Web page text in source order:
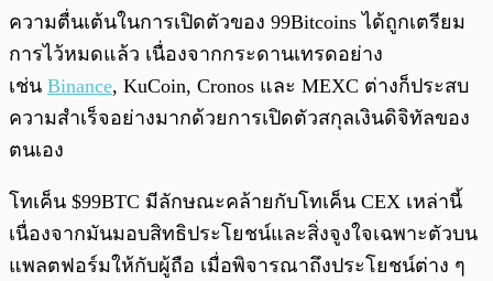
ความตื่นเต้นในการเปิดตัวของ 99Bitcoins ได้ถูกเตรียม
การไว้หมดแล้ว เนื่องจากกระดานเทรดอย่าง
เช่น Binance, KuCoin, Cronos และ MEXC ต่างก็ประสบ
ความสำเร็จอย่างมากด้วยการเปิดตัวสกุลเงินดิจิทัลของ
ตนเอง
โทเค็น $99BTC มีลักษณะคล้ายกับโทเค็น CEX เหล่านี้
เนื่องจากมันมอบสิทธิประโยชน์และสิ่งจูงใจเฉพาะตัวบน
แพลตฟอร์มให้กับผู้ถือ เมื่อพิจารณาถึงประโยชน์ต่าง ๆ